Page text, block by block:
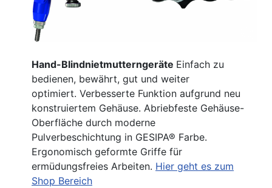
Hand-Blindnietmutterngeräte Einfach zu
bedienen, bewährt, gut und weiter
optimiert. Verbesserte Funktion aufgrund neu
konstruiertem Gehäuse. Abriebfeste Gehäuse-
Oberfläche durch moderne
Pulverbeschichtung in GESIPA® Farbe.
Ergonomisch geformte Griffe für
ermüdungsfreies Arbeiten. Hier geht es zum
Shop Bereich